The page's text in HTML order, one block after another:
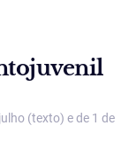
(texto) e de 1 de